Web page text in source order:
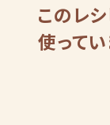
このレ
使ってい